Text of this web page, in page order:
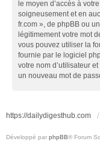
le moyen d’accès à
soigneusement et en
fr.com », de phpBB ou
légitimement votre mot
vous pouvez utiliser la
fournie par le logiciel
votre nom d’utilisateur
un nouveau mot de
https://dailydigesthub.com
Développé par phpBB® Forum